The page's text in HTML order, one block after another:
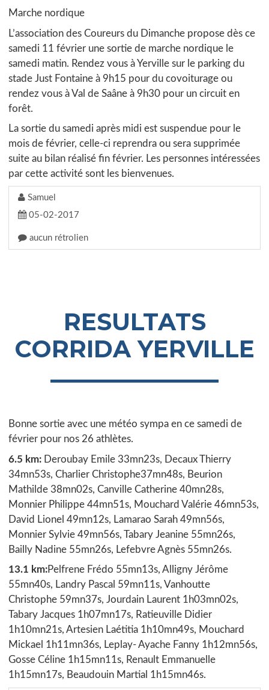
Marche nordique
L’association des Coureurs du Dimanche propose dès ce
samedi 11 février une sortie de marche nordique le
samedi matin. Rendez vous à Yerville sur le parking du
stade Just Fontaine à 9h15 pour du covoiturage ou
rendez vous à Val de Saâne à 9h30 pour un circuit en
forêt.
La sortie du samedi après midi est suspendue pour le
mois de février, celle-ci reprendra ou sera supprimée
suite au bilan réalisé fin février. Les personnes intéressées
par cette activité sont les bienvenues.
Samuel
05-02-2017
aucun rétrolien
RESULTATS
CORRIDA YERVILLE
Bonne sortie avec une météo sympa en ce samedi de
février pour nos 26 athlètes.
6.5 km: Deroubay Emile 33mn23s, Decaux Thierry
34mn53s, Charlier Christophe37mn48s, Beurion
Mathilde 38mn02s, Canville Catherine 40mn28s,
Monnier Philippe 44mn51s, Mouchard Valérie 46mn53s,
David Lionel 49mn12s, Lamarao Sarah 49mn56s,
Monnier Sylvie 49mn56s, Tabary Jeanine 55mn26s,
Bailly Nadine 55mn26s, Lefebvre Agnès 55mn26s.
13.1 km:Pelfrene Frédo 55mn13s, Alligny Jérôme
55mn40s, Landry Pascal 59mn11s, Vanhoutte
Christophe 59mn37s, Jourdain Laurent 1h03mn02s,
Tabary Jacques 1h07mn17s, Ratieuville Didier
1h10mn21s, Artesien Laétitia 1h10mn49s, Mouchard
Mickael 1h11mn36s, Leplay- Ayache Fanny 1h12mn56s,
Gosse Céline 1h15mn11s, Renault Emmanuelle
1h15mn17s, Beaudouin Martial 1h15mn46s.